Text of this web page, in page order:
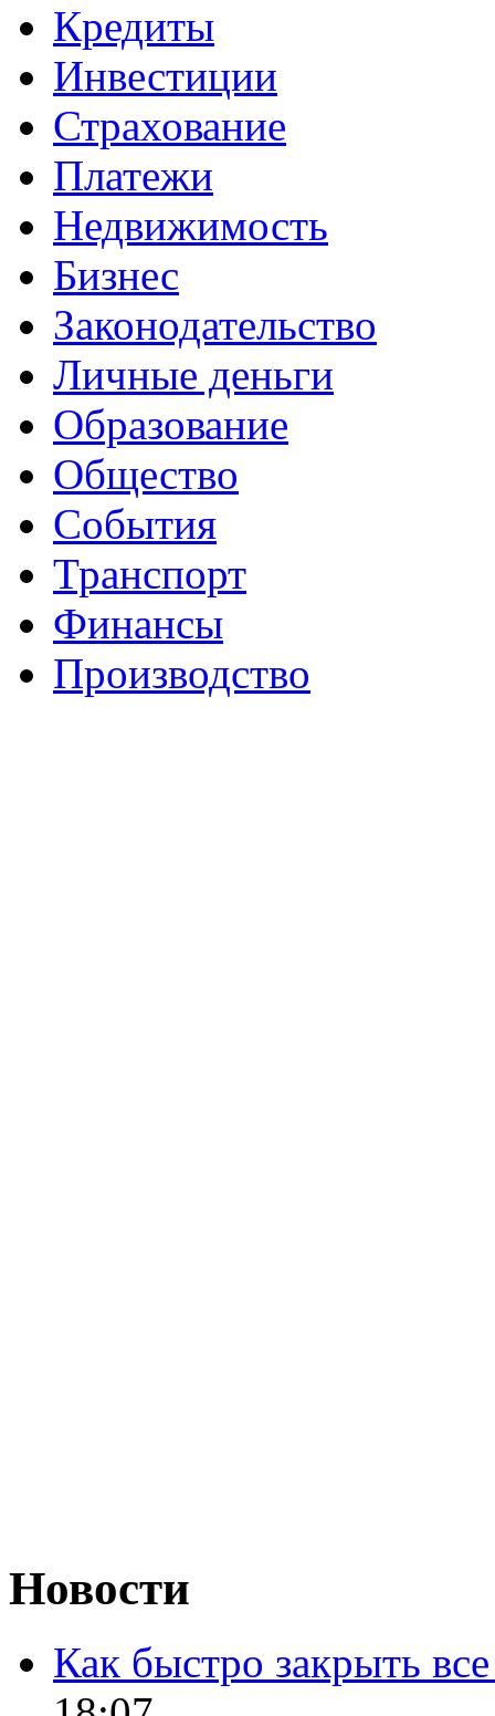
Кредиты
Инвестиции
Страхование
Платежи
Недвижимость
Бизнес
Законодательство
Личные деньги
Образование
Общество
События
Транспорт
Финансы
Производство
Новости
Как быстро закрыть